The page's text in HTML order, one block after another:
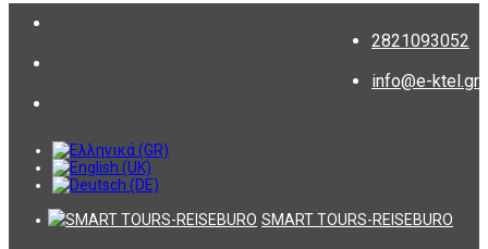
2821093052
info@e-ktel.gr
SMART TOURS-REISEBURO